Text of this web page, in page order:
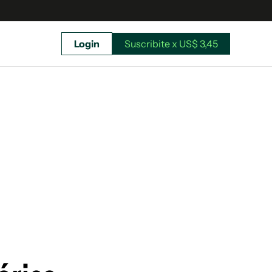
Login Suscribite x US$ 3,45